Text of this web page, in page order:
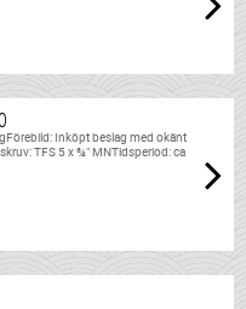
Inköpt beslag med okänt
TFS 5 x ¾" MNTidsperiod: ca